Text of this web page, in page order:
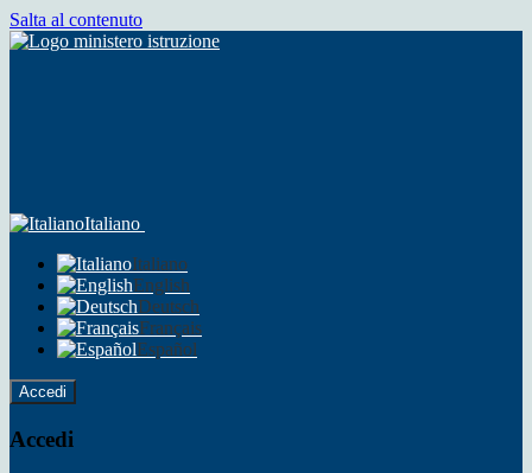
Salta al contenuto
Italiano
Italiano
English
Deutsch
Français
Español
Accedi
Accedi